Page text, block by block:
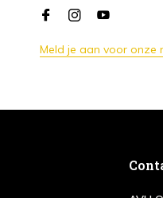
Meld je aan voor onze